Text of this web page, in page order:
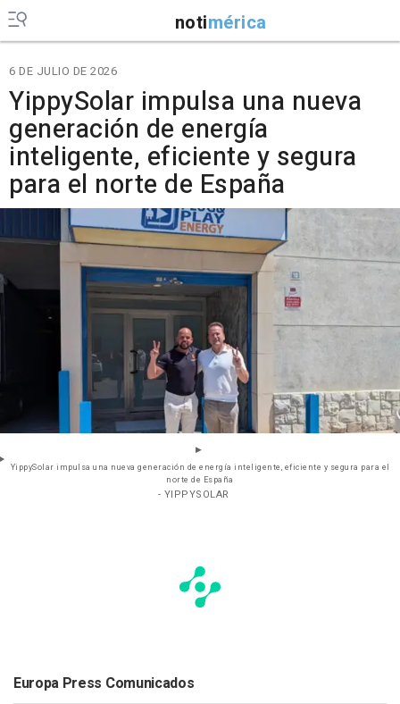
notimérica
6 DE JULIO DE 2026
YippySolar impulsa una nueva
generación de energía
inteligente, eficiente y segura
para el norte de España
YippySolar impulsa una nueva generación de energía inteligente, eficiente y segura para el
norte de España
- YIPPYSOLAR
Europa Press Comunicados